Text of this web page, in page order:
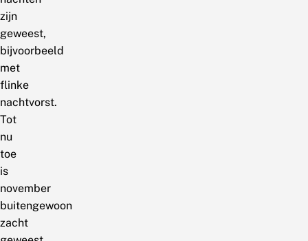
zijn
geweest,
bijvoorbeeld
met
flinke
nachtvorst.
Tot
nu
toe
is
november
buitengewoon
zacht